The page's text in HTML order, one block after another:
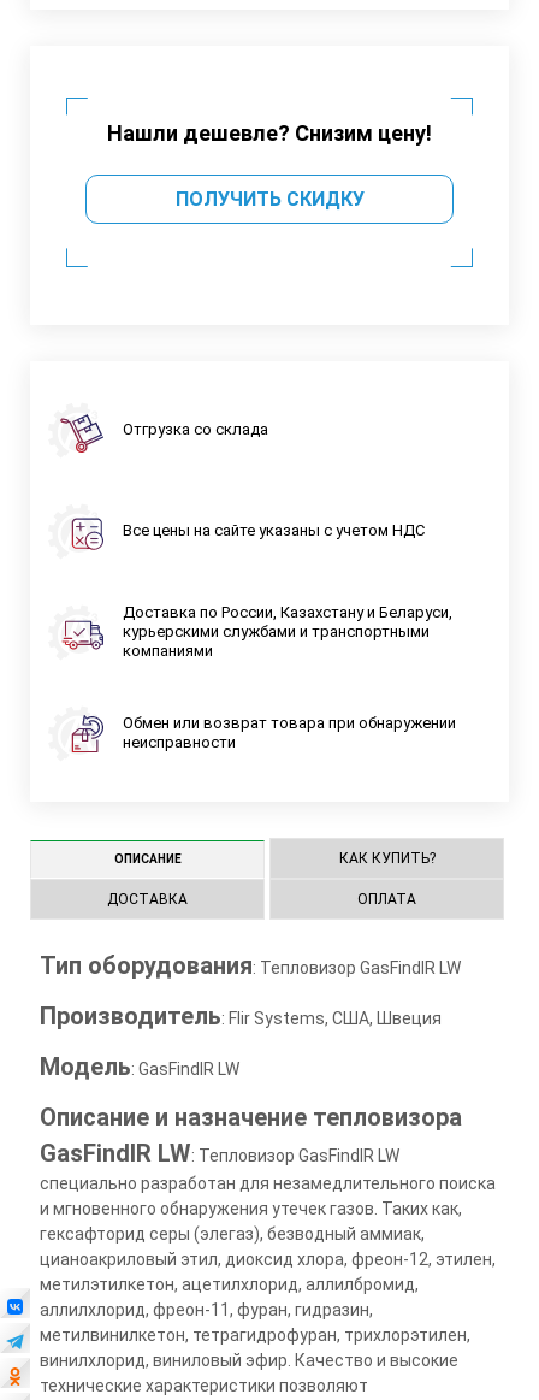
Нашли дешевле? Снизим цену!
ПОЛУЧИТЬ СКИДКУ
Отгрузка со склада
Все цены на сайте указаны с учетом НДС
Доставка по России, Казахстану и Беларуси,
курьерскими службами и транспортными
компаниями
Обмен или возврат товара при обнаружении
неисправности
ОПИСАНИЕ КАК КУПИТЬ?
ДОСТАВКА ОПЛАТА
Тип оборудования: Тепловизор GasFindIR LW
Производитель: Flir Systems, США, Швеция
Модель: GasFindIR LW
Описание и назначение тепловизора
GasFindIR LW: Тепловизор GasFindIR LW
специально разработан для незамедлительного поиска
и мгновенного обнаружения утечек газов. Таких как,
гексафторид серы (элегаз), безводный аммиак,
цианоакриловый этил, диоксид хлора, фреон-12, этилен,
метилэтилкетон, ацетилхлорид, аллилбромид,
аллилхлорид, фреон-11, фуран, гидразин,
метилвинилкетон, тетрагидрофуран, трихлорэтилен,
винилхлорид, виниловый эфир. Качество и высокие
технические характеристики позволяют